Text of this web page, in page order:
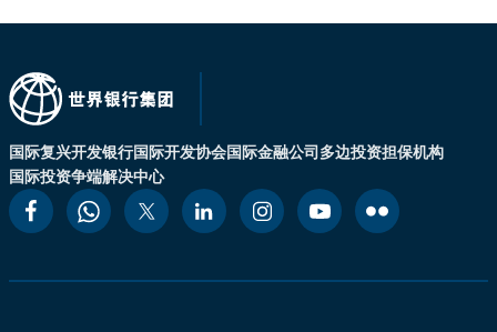
国际复兴开发银行国际开发协会国际金融公司多边投资担保机构
国际投资争端解决中心